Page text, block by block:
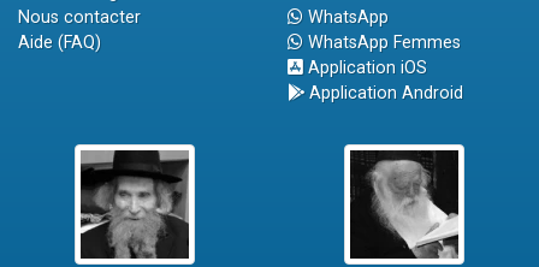
Nous contacter
Aide (FAQ)
WhatsApp
WhatsApp Femmes
Application iOS
Application Android